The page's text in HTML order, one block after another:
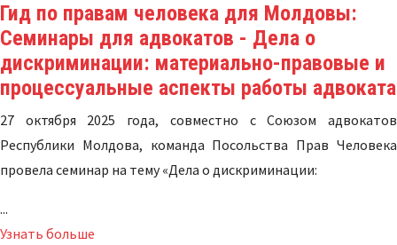
Гид по правам человека для Молдовы:
Семинары для адвокатов - Дела о
дискриминации: материально-правовые и
процессуальные аспекты работы адвоката
27 октября 2025 года, совместно с Союзом адвокатов
Республики Молдова, команда Посольства Прав Человека
провела семинар на тему «Дела о дискриминации:
...
Узнать больше